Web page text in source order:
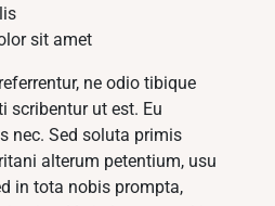
sit amet
ne odio tibique
scribentur ut est. Eu
nec. Sed soluta primis
alterum petentium, usu
in tota nobis prompta,